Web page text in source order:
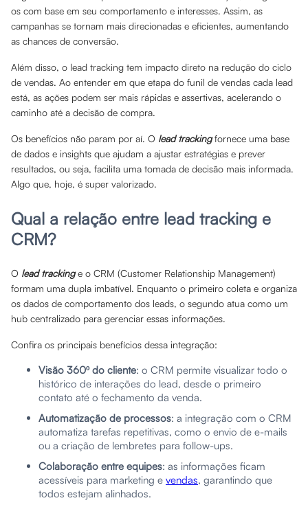
os com base em seu comportamento e interesses. Assim, as
campanhas se tornam mais direcionadas e eficientes, aumentando
as chances de conversão.
Além disso, o lead tracking tem impacto direto na redução do ciclo
de vendas. Ao entender em que etapa do funil de vendas cada lead
está, as ações podem ser mais rápidas e assertivas, acelerando o
caminho até a decisão de compra.
Os benefícios não param por aí. O lead trackingfornece uma base
de dados e insights que ajudam a ajustar estratégias e prever
resultados, ou seja, facilita uma tomada de decisão mais informada.
Algo que, hoje, é super valorizado.
Qual a relação entre lead tracking e
CRM?
O lead trackinge o CRM (Customer Relationship Management)
formam uma dupla imbatível. Enquanto o primeiro coleta e organiza
os dados de comportamento dos leads, o segundo atua como um
hub centralizado para gerenciar essas informações.
Confira os principais benefícios dessa integração:
Visão 360º do cliente: o CRM permite visualizar todo o
histórico de interações do lead, desde o primeiro
contato até o fechamento da venda.
Automatização de processos: a integração com o CRM
automatiza tarefas repetitivas, como o envio de e-mails
ou a criação de lembretes para follow-ups.
Colaboração entre equipes: as informações ficam
acessíveis para marketing e vendas, garantindo que
todos estejam alinhados.